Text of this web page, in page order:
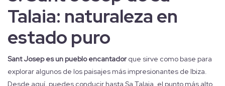
Talaia: naturaleza en
estado puro
Sant Josep es un pueblo encantador que sirve como base para
explorar algunos de los paisajes más impresionantes de Ibiza.
Desde aquí, puedes conducir hasta Sa Talaia, el punto más alto